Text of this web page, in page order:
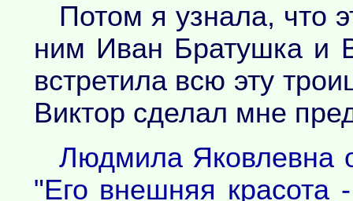
Потом я узнала, что
ним Иван Братушка и
встретила всю эту
Виктор сделал мне
Людмила Яковлевна
"Его внешняя красота